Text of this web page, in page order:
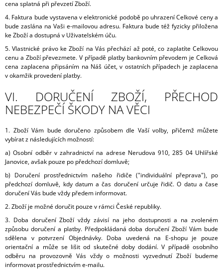
cena splatná při převzetí Zboží.
4. Faktura bude vystavena v elektronické podobě po uhrazení Celkové ceny a
bude zaslána na Vaši e-mailovou adresu. Faktura bude též fyzicky přiložena
ke Zboží a dostupná v Uživatelském úču.
5. Vlastnické právo ke Zboží na Vás přechází až poté, co zaplatíte Celkovou
cenu a Zboží převezmete. V případě platby bankovním převodem je Celková
cena zaplacena připsáním na Náš účet, v ostatních případech je zaplacena
v okamžik provedení platby.
VI. DORUČENÍ ZBOŽÍ, PŘECHOD
NEBEZPEČÍ ŠKODY NA VĚCI
1. Zboží Vám bude doručeno způsobem dle Vaší volby, přičemž můžete
vybírat z následujících možností:
a) Osobní odběr v zahradnictví na adrese Nerudova 910, 285 04 Uhlířské
Janovice, avšak pouze po předchozí domluvě;
b) Doručení prostřednictvím našeho řidiče ("individuální přeprava"), po
předchozí domluvě, kdy datum a čas doručení určuje řidič. O datu a čase
doručení Vás bude vždy předem informovat.
2. Zboží je možné doručit pouze v rámci České republiky.
3. Doba doručení Zboží vždy závisí na jeho dostupnosti a na zvoleném
způsobu doručení a platby. Předpokládaná doba doručení Zboží Vám bude
sdělena v potvrzení Objednávky. Doba uvedená na E-shopu je pouze
orientační a může se lišit od skutečné doby dodání. V případě osobního
odběru na provozovně Vás vždy o možnosti vyzvednutí Zboží budeme
informovat prostřednictvím e-mailu.